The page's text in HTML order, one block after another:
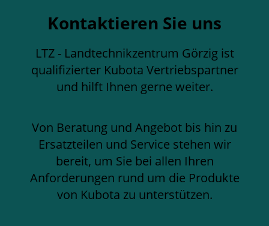
Kontaktieren Sie uns
LTZ - Landtechnikzentrum Görzig ist
qualifizierter Kubota Vertriebspartner
und hilft Ihnen gerne weiter.
Von Beratung und Angebot bis hin zu
Ersatzteilen und Service stehen wir
bereit, um Sie bei allen Ihren
Anforderungen rund um die Produkte
von Kubota zu unterstützen.